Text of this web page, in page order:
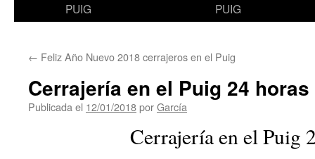
PUIG
PUIG
← Feliz Año Nuevo 2018 cerrajeros en el Puig
Cerrajería en el Puig 24 horas
Publicada el 12/01/2018porGarcía
Cerrajería en el Puig